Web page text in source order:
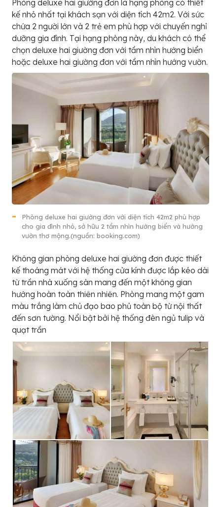
Phòng deluxe hai giường đơn là hạng phòng có thiết
kế nhỏ nhất tại khách sạn với diện tích 42m2. Với sức
chứa 2 người lớn và 2 trẻ em phù hợp với chuyến nghỉ
dưỡng gia đình. Tại hạng phòng này, du khách có thể
chọn deluxe hai giường đơn với tầm nhìn hướng biển
hoặc deluxe hai giường đơn với tầm nhìn hướng vườn.
Phòng deluxe hai giường đơn với diện tích 42m2 phù hợp
cho gia đình nhỏ, sở hữu 2 tầm nhìn hướng biển và hướng
vườn thơ mộng.(nguồn: booking.com)
Không gian phòng deluxe hai giường đơn được thiết
kế thoáng mát với hệ thống cửa kính được lắp kéo dài
từ trần nhà xuống sàn mang đến một không gian
hướng hoàn toàn thiên nhiên. Phòng mang một gam
màu trắng làm chủ đạo bao phủ toàn bộ từ nội thất
đến sơn tường. Nổi bật bởi hệ thống đèn ngủ tulip và
quạt trần